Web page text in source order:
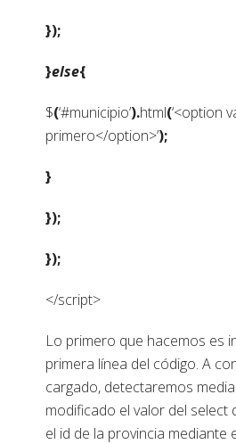
});
}else{
$(‘#municipio’).html(‘<option
primero</option>’);
}
});
});
</script>
Lo primero que hacemos es
primera línea del código. A
cargado, detectaremos
modificado el valor del
el id de la provincia mediante